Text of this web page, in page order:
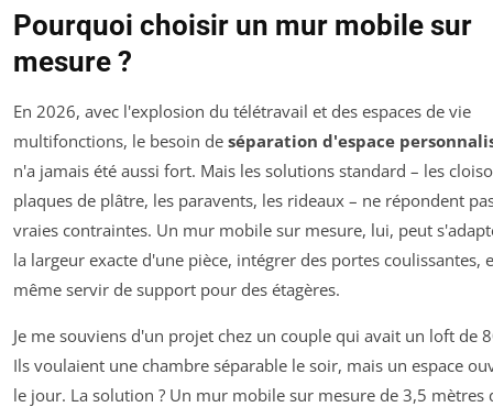
Pourquoi choisir un mur mobile sur
mesure ?
En 2026, avec l'explosion du télétravail et des espaces de vie
multifonctions, le besoin de séparation d'espace
n'a jamais été aussi fort. Mais les solutions standard – les
plaques de plâtre, les paravents, les rideaux – ne répondent
vraies contraintes. Un mur mobile sur mesure, lui, peut
la largeur exacte d'une pièce, intégrer des portes coulissantes,
même servir de support pour des étagères.
Je me souviens d'un projet chez un couple qui avait un loft de
Ils voulaient une chambre séparable le soir, mais un espace
le jour. La solution ? Un mur mobile sur mesure de 3,5 mètres